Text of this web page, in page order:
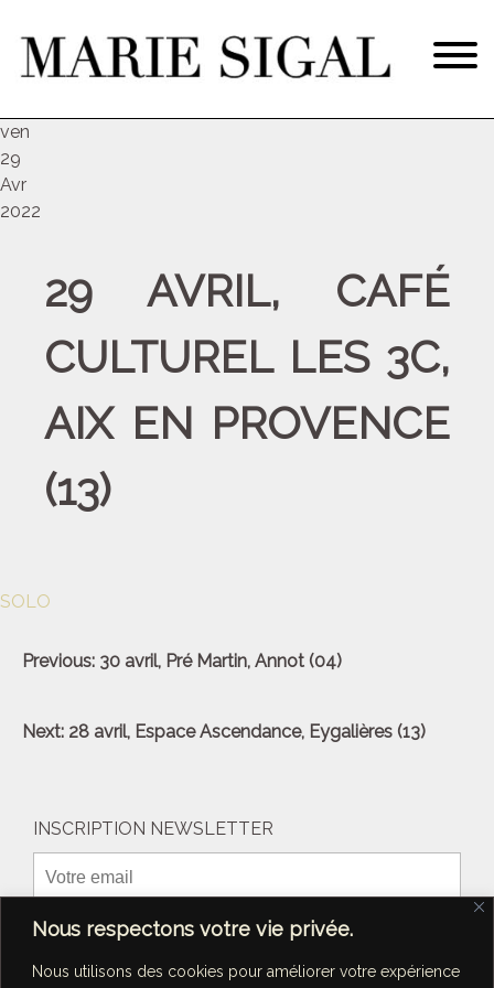
Nous respectons votre vie privée.
Nous utilisons des cookies pour améliorer votre expérience
ven
29
Avr
2022
29 AVRIL, CAFÉ
CULTUREL LES 3C,
AIX EN PROVENCE
(13)
SOLO
Navigation
l’article
Previous: 30 avril, Pré Martin, Annot (04)
Next: 28 avril, Espace Ascendance, Eygalières (13)
INSCRIPTION NEWSLETTER